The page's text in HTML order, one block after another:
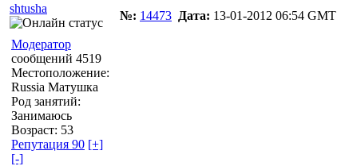
shtusha
№: 14473 Дата: 13-01-2012 06:54 GMT
Модератор
сообщений 4519
Местоположение:
Russia Матушка
Род занятий:
Занимаюсь
Возраст: 53
Репутация 90 [+]
[-]